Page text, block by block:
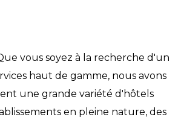
vous soyez à la recherche d'un
haut de gamme, nous avons
une grande variété d'hôtels
en pleine nature, des